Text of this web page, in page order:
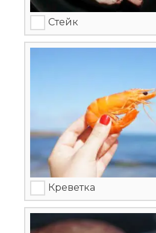
Стейк
Креветка